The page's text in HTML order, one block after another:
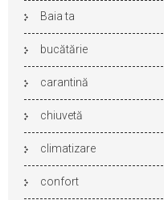
Baia ta
bucătărie
carantină
chiuvetă
climatizare
confort